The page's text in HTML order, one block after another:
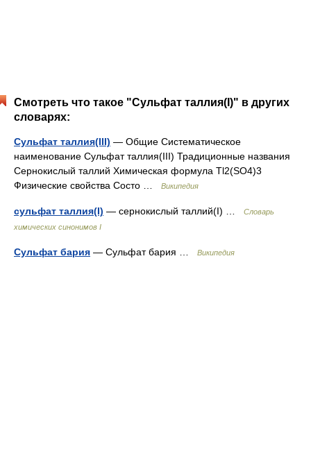
Смотреть что такое "Сульфат таллия(I)" в других
словарях:
Сульфат таллия(III) — Общие Систематическое
наименование Сульфат таллия(III) Традиционные названия
Сернокислый таллий Химическая формула Tl2(SO4)3
Физические свойства Состо …
Википедия
сульфат таллия(I) — сернокислый таллий(I) …
Cловарь
химических синонимов I
Сульфат бария — Сульфат бария … Википедия